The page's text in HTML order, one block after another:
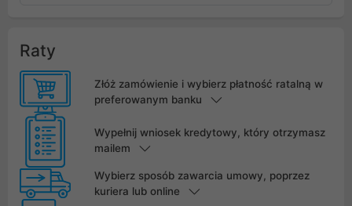
Raty
Złóż zamówienie i wybierz płatność ratalną w
preferowanym banku
Wypełnij wniosek kredytowy, który otrzymasz
mailem
Wybierz sposób zawarcia umowy, poprzez
kuriera lub online